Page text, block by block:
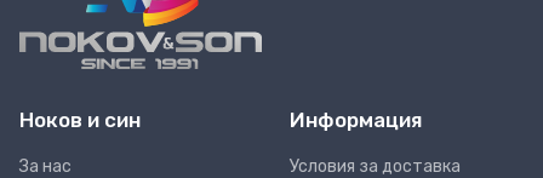
Ноков и син
За нас
Информация
Условия за доставка